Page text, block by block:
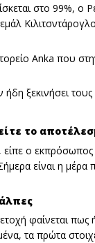
στο 99%, ο
Anka που
ξεκινήσει
το
είπε ο
είναι η
φαίνεται πως
τα πρώτα